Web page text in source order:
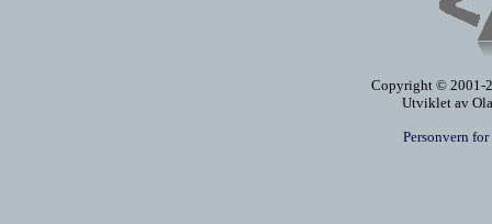
Copyright © 2001-
Utviklet av
Personvern